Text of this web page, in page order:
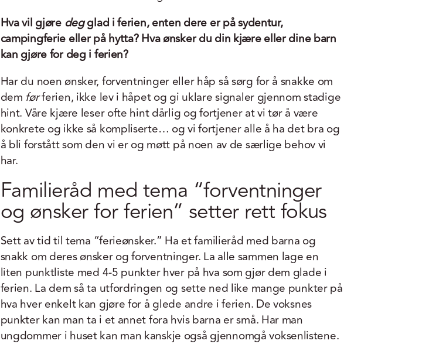
Hva vil gjøre degglad i ferien, enten dere er på sydentur,
campingferie eller på hytta? Hva ønsker du din kjære eller dine barn
kan gjøre for deg i ferien?
Har du noen ønsker, forventninger eller håp så sørg for å snakke om
dem førferien, ikke lev i håpet og gi uklare signaler gjennom stadige
hint. Våre kjære leser ofte hint dårlig og fortjener at vi tør å være
konkrete og ikke så kompliserte… og vi fortjener alle å ha det bra og
å bli forstått som den vi er og møtt på noen av de særlige behov vi
har.
Familieråd med tema “forventninger
og ønsker for ferien” setter rett fokus
Sett av tid til tema “ferieønsker.” Ha et familieråd med barna og
snakk om deres ønsker og forventninger. La alle sammen lage en
liten punktliste med 4-5 punkter hver på hva som gjør dem glade i
ferien. La dem så ta utfordringen og sette ned like mange punkter på
hva hver enkelt kan gjøre for å glede andre i ferien. De voksnes
punkter kan man ta i et annet fora hvis barna er små. Har man
ungdommer i huset kan man kanskje også gjennomgå voksenlistene.